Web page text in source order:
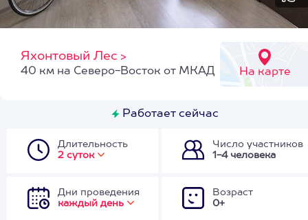
Яхонтовый Лес >
На карте
40 км на Северо-Восток от МКАД
Работает сейчас
Длительность
2 суток
Число участников
1-4 человека
Дни проведения
каждый день
Возраст
0+